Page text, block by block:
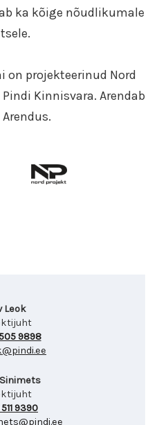
ka kõige nõudlikumale
on projekteerinud Nord
Kinnisvara. Arendab
Leok
9898
9390